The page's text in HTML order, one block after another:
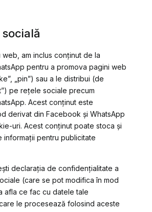
am inclus conținut de la
pentru a promova pagini web
„pin”) sau a le distribui (de
pe rețele sociale precum
Acest conținut este
derivat din Facebook și WhatsApp
uri. Acest conținut poate stoca și
informații pentru publicitate
declarația de confidențialitate a
(care se pot modifica în mod
afla ce fac cu datele tale
le procesează folosind aceste